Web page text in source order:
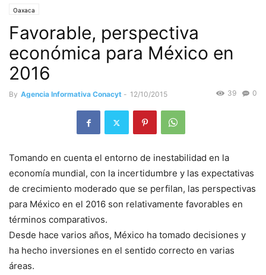
Oaxaca
Favorable, perspectiva
económica para México en
2016
By Agencia Informativa Conacyt - 12/10/2015 0
39
Tomando en cuenta el entorno de inestabilidad en la
economía mundial, con la incertidumbre y las expectativas
de crecimiento moderado que se perfilan, las perspectivas
para México en el 2016 son relativamente favorables en
términos comparativos.
Desde hace varios años, México ha tomado decisiones y
ha hecho inversiones en el sentido correcto en varias
áreas.